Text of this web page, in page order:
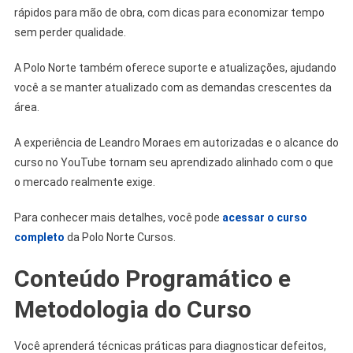
rápidos para mão de obra, com dicas para economizar tempo
sem perder qualidade.
A Polo Norte também oferece suporte e atualizações, ajudando
você a se manter atualizado com as demandas crescentes da
área.
A experiência de Leandro Moraes em autorizadas e o alcance do
curso no YouTube tornam seu aprendizado alinhado com o que
o mercado realmente exige.
Para conhecer mais detalhes, você pode acessar o curso
completo da Polo Norte Cursos.
Conteúdo Programático e
Metodologia do Curso
Você aprenderá técnicas práticas para diagnosticar defeitos,